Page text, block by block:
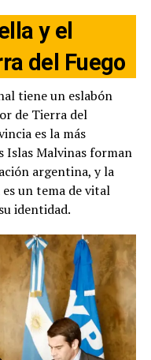
y el
del Fuego
tiene un eslabón
de Tierra del
es la más
Islas Malvinas forman
argentina, y la
un tema de vital
identidad.